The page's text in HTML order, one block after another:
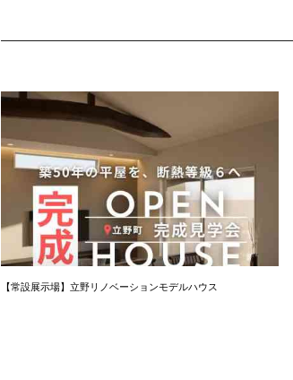
【常設展示場】立野リノベーションモデルハウス